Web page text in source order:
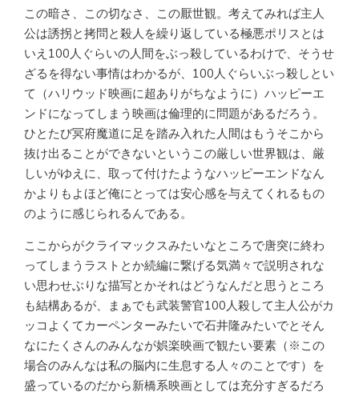
この暗さ、この切なさ、この厭世観。考えてみれば主人
公は誘拐と拷問と殺人を繰り返している極悪ポリスとは
いえ100人ぐらいの人間をぶっ殺しているわけで、そうせ
ざるを得ない事情はわかるが、100人ぐらいぶっ殺しとい
て（ハリウッド映画に超ありがちなように）ハッピーエ
ンドになってしまう映画は倫理的に問題があるだろう。
ひとたび冥府魔道に足を踏み入れた人間はもうそこから
抜け出ることができないというこの厳しい世界観は、厳
しいがゆえに、取って付けたようなハッピーエンドなん
かよりもよほど俺にとっては安心感を与えてくれるもの
のように感じられるんである。
ここからがクライマックスみたいなところで唐突に終わ
ってしまうラストとか続編に繋げる気満々で説明されな
い思わせぶりな描写とかそれはどうなんだと思うところ
も結構あるが、まぁでも武装警官100人殺して主人公がカ
ッコよくてカーペンターみたいで石井隆みたいでとそん
なにたくさんのみんなが娯楽映画で観たい要素（※この
場合のみんなは私の脳内に生息する人々のことです）を
盛っているのだから新橋系映画としては充分すぎるだろ